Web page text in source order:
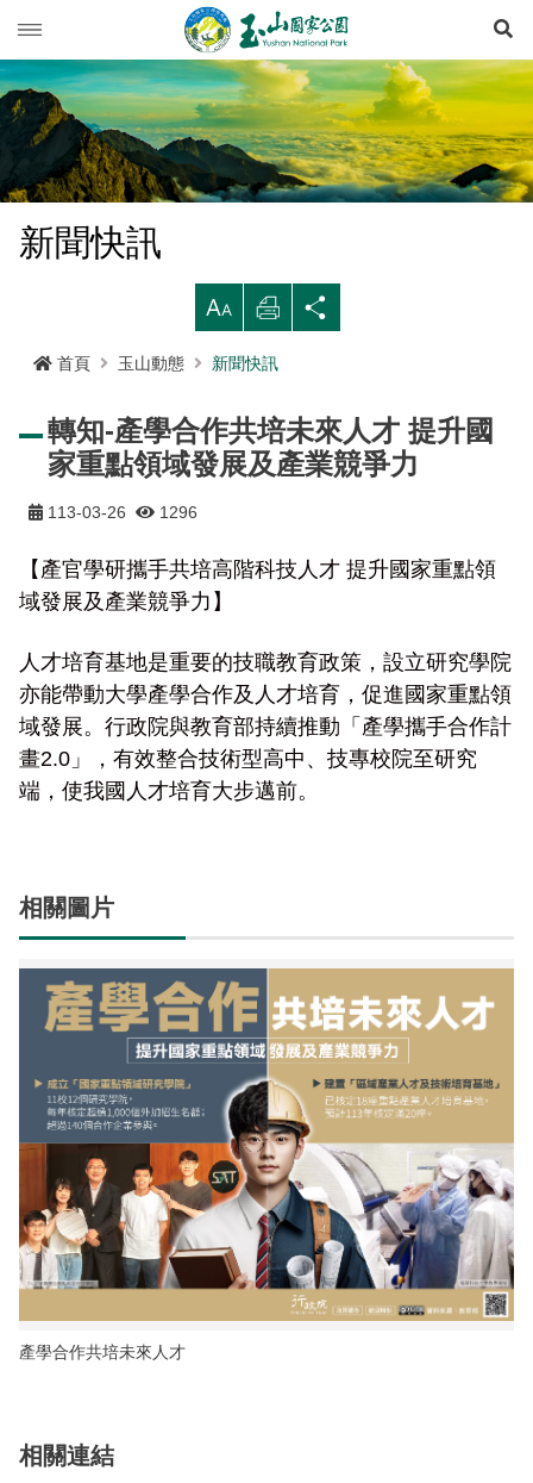
玉山動態
新聞快訊
活動列車
活動報名
登山步道開放狀況
園區氣象
RSS訂閱
旅遊導引
旅遊須知
遊憩型態
緊急連絡電話
西北園區
東部園區
水里遊客中心
塔塔加遊客中心
梅山遊客中心
南安遊客中心
排雲登山服務中心
線上預約
線上預約進度查詢
登山資訊
登山資訊總覽
步道分級與步道系統
登山安全
高山急難救護
可通訊參考點
防疫期間登山守則
八通關越嶺步道系統
南橫三山及關山步道系統
南二段步道系統
馬博拉斯橫斷步道系統
入園線上申請
山域事故統計
生態保育
地形
地質
水文
植物
動物
歷史人文
布農族
八通關古道
玉山腳下的子民
黑熊專區
臺灣黑熊科普
黑熊通報
黑熊特展
黑熊影片
黑熊骨骼標本特展
科研基地
科研成果
路死動物調查成果
路死動物調查
iNaturalist
生態保育資訊
委辦成果報告
生態放映室
採集證申請
Taibif系統
野生動物通報
環教理念
課程介紹
環教預約
多媒體專區
線上玉山
影音出版品
旅遊摺頁
電子書
行政服務
玉山國家公園
我們的願景
管理處電話
組織職掌
處長簡介
法律規範
施政計畫
支付或接受補助
預決算及會計報告
數位典藏
請願及訴願
建造及使用執照案件統計
建築執照申請進度與缺失查詢
建築物公共安全申報案件即時進度查詢
利益衝突迴避揭露專區
意見信箱
首長信箱
入園信箱
常見問答
雙語詞彙
檔案應用專區
檔案應用申請服務
檔案應用活動
玉山國公園粉絲專頁
線上玉山
民眾申辦服務
語言 Language
English
한국어
Bahasa Melayu
Bahasa indonesia
Deutsche
Français
España
首長信箱 常見問答
RSS訂閱 兒童網
Facebook
新聞快訊
大 列
印
首頁 玉山動態 新聞快訊
轉知-產學合作共培未來人才 提升國
家重點領域發展及產業競爭力
113-03-26 1296
【產官學研攜手共培高階科技人才 提升國家重點領
域發展及產業競爭力 】
人才培育基地是重要的技職教育政策，設立研究學院
亦能帶動大學產學合作及人才培育，促進國家重點領
域發展。行政院與教育部持續推動「產學攜手合作計
畫2.0 」，有效整合技術型高中、技專校院至研究
端，使我國人才培育大步邁前。
相關圖片
產學合作共培未來人才
相關連結